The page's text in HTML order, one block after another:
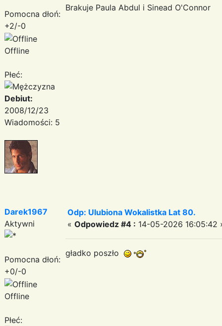
Pomocna dłoń:
+2/-0
Offline
Płeć:
Debiut:
2008/12/23
Wiadomości: 5
Brakuje Paula Abdul i Sinead O'Connor
Darek1967
Aktywni
Pomocna dłoń:
+0/-0
Offline
Płeć:
Odp: Ulubiona Wokalistka Lat 80.
« Odpowiedz #4 : 14-05-2026 16:05:42
gładko poszło